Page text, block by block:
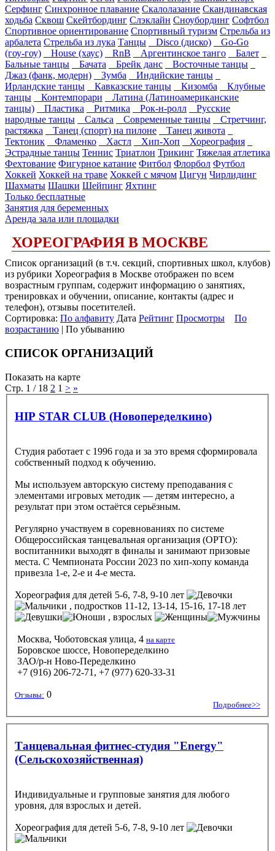
Серфинг Синхронное плавание Скалолазание Скандинавская
ходьба Сквош Скейтбординг Слэклайн Сноубординг Софтбол
Спортивное ориентирование Спортивный туризм Стрельба из
арбалета Стрельба из лука Танцы Disco (диско)
Go-Go
(гоу-гоу)
House (хаус) RnB Аргентинское танго
Балет
Бальные танцы
Бачата Брейк данс
Восточные танцы
Джаз (фанк, модерн)
Зумба
Индийские танцы
Ирландские танцы
Кавказские танцы Кизомба
Клубные
танцы
Контемпорари
Латина (Латиноамериканские
танцы)
Пластика Ритмика Рок-н-ролл
Русские
народные танцы
Сальса Современные танцы
Стретчинг,
растяжка
Танец (спорт) на пилоне
Танец живота
Тектоник
Фламенко Хастл Хип-Хоп
Хореография
Эстрадные танцы Теннис Триатлон Трикинг Тяжелая атлетика
Фехтование Фигурное катание Фитбол Флорбол Футбол
Хоккей Хоккей на траве Хоккей с мячом Цигун Чирлидинг
Шахматы Шашки Шейпинг Яхтинг
Только бесплатные
Занятия для беременных
Аренда зала или площадки
ХОРЕОГРАФИЯ В МОСКВЕ
Список организаций (в т.ч. секций, спортивных школ, клубов)
из рубрики Хореография в Москве отображен по всем
возрастным группам, содержит информацию о занятиях,
тренировках и обучении, описание, контакты (адрес и
телефон), отзывы посетителей.
Сортировка: По алфавиту Дата Рейтинг Просмотры
По
возрастанию | По убыванию
СПИСОК ОРГАНИЗАЦИЙ
Показать на карте
Стр. 1 / 18 2 1 > »
HIP STAR CLUB (Новопеределкино)
Студия работает с 1996 года и за это время сформировала
собственный подход к обучению.
Мы используем авторскую систему преподавания с
элементами игровых методик — детям интересно, а
результат при этом остаётся серьёзным.
Регулярно участвуем в соревнованиях по системе
Общероссийская танцевальная организация (ОРТО):
воспитанники выходят в финалы и занимают призовые
места. С Чемпионата России 2023 по хип-хопу команда
привезла 1-е, 2-е и 4-е места.
Хореография для детей 5-6, 7-8, 9-10 лет
, подростков 11-12, 13-14, 15-16, 17-18 лет
, взрослых
Москва, Чоботовская улица, 4 на карте
Боровское шоссе, Новопеределкино
ЗАО/р-н Ново-Переделкино
+7 (916) 206-72-71, +7 (977) 620-33-31
Отзывы: 0
Подробнее>>
Танцевальная фитнес-студия "Energy"
(Сельскохозяйственная)
Индивидуальные и групповые занятия для любого
уровня, для взрослых и детей.
Хореография для детей 5-6, 7-8, 9-10 лет